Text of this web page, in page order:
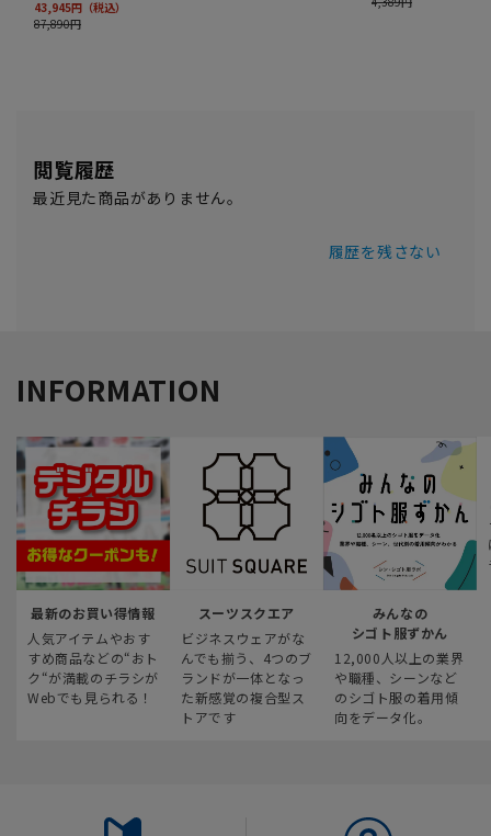
閲覧履歴
最近見た商品がありません。
履歴を残さない
INFORMATION
最新のお買い得情報
人気アイテムやおす
すめ商品などの“おト
ク“が満載のチラシが
Webでも見られる！
スーツスクエア
ビジネスウェアがな
んでも揃う、4つのブ
ランドが一体となっ
た新感覚の複合型ス
トアです
みんなの
シゴト服ずかん
12,000人以上の業界
や職種、シーンなど
のシゴト服の着用傾
向をデータ化。